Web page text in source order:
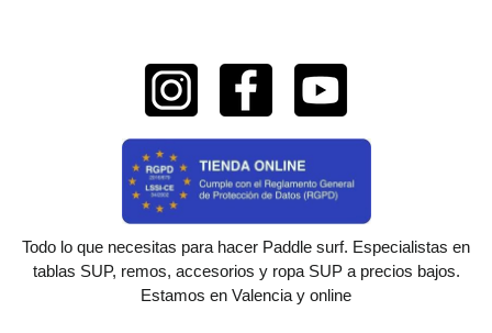
Todo lo que necesitas para hacer Paddle surf. Especialistas en
tablas SUP, remos, accesorios y ropa SUP a precios bajos.
Estamos en Valencia y online